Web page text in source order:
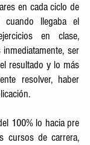
en cada ciclo de
llegaba el
en clase,
ser
resultado y lo más
resolver, haber
100% lo hacia pre
cursos de carrera,